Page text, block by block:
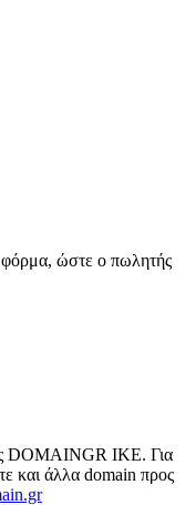
ώστε ο πωλητής
DOMAINGR ΙΚΕ. Για
και άλλα domain προς